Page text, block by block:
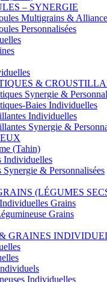
– SYNERGIE
Multigrains &
Personnalisées
&
Synergie &
Baies Individuelles
Individuelles
Synergie &
(Tahin)
Individuelles
Synergie & Personnalisées
(LÉGUMES
Grains
Grains
GRAINES
Individuelles